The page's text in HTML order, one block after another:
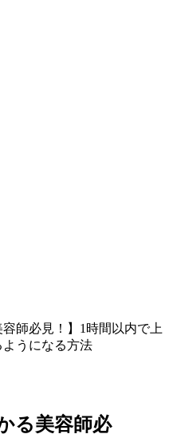
師必見！】1時間以内で上
うになる方法
る美容師必